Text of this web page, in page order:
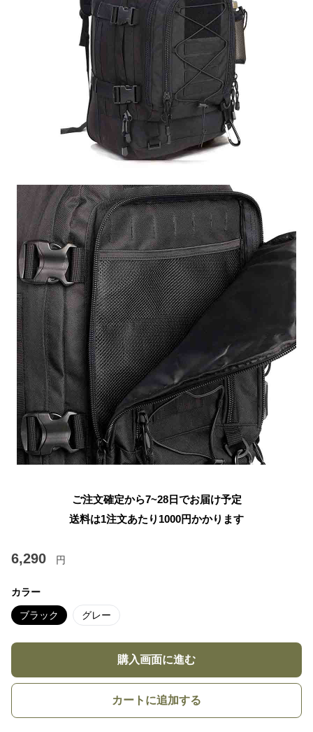
ご注文確定から7~28日でお届け予定
送料は1注文あたり 1000円かかります
6,290 円
カラー
ブラック グレー
購入画面に進む
カートに追加する